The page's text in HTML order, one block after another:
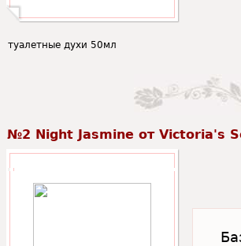
туалетные духи 50мл
№2 Night Jasmine от Victoria's